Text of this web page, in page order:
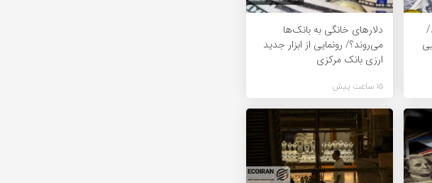
دلارهای خانگی به بانک‌ها
می‌روند؟/ رونمایی از ابزار جدید
ارزی بانک مرکزی
15 ساعت پیش